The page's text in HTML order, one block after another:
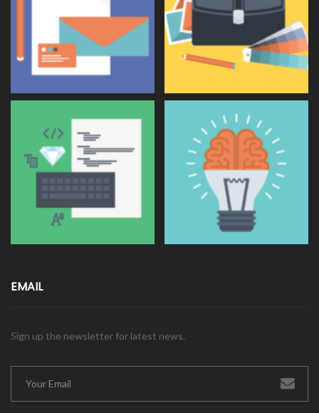
EMAIL
Sign up the newsletter for latest news.